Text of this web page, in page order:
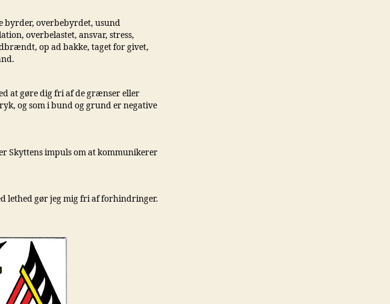
byrder, overbebyrdet, usund
overbelastet, ansvar, stress,
op ad bakke, taget for givet,
at gøre dig fri af de grænser eller
og som i bund og grund er negative
Skyttens impuls om at kommunikerer
lethed gør jeg mig fri af forhindringer.